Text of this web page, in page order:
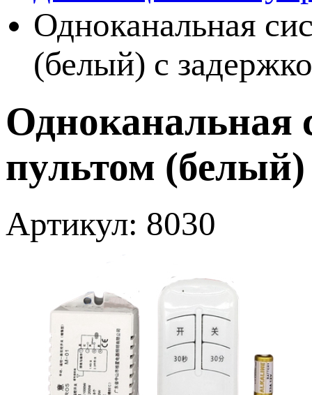
Одноканальная
(белый) с
Одноканальная
пультом
Артикул: 8030